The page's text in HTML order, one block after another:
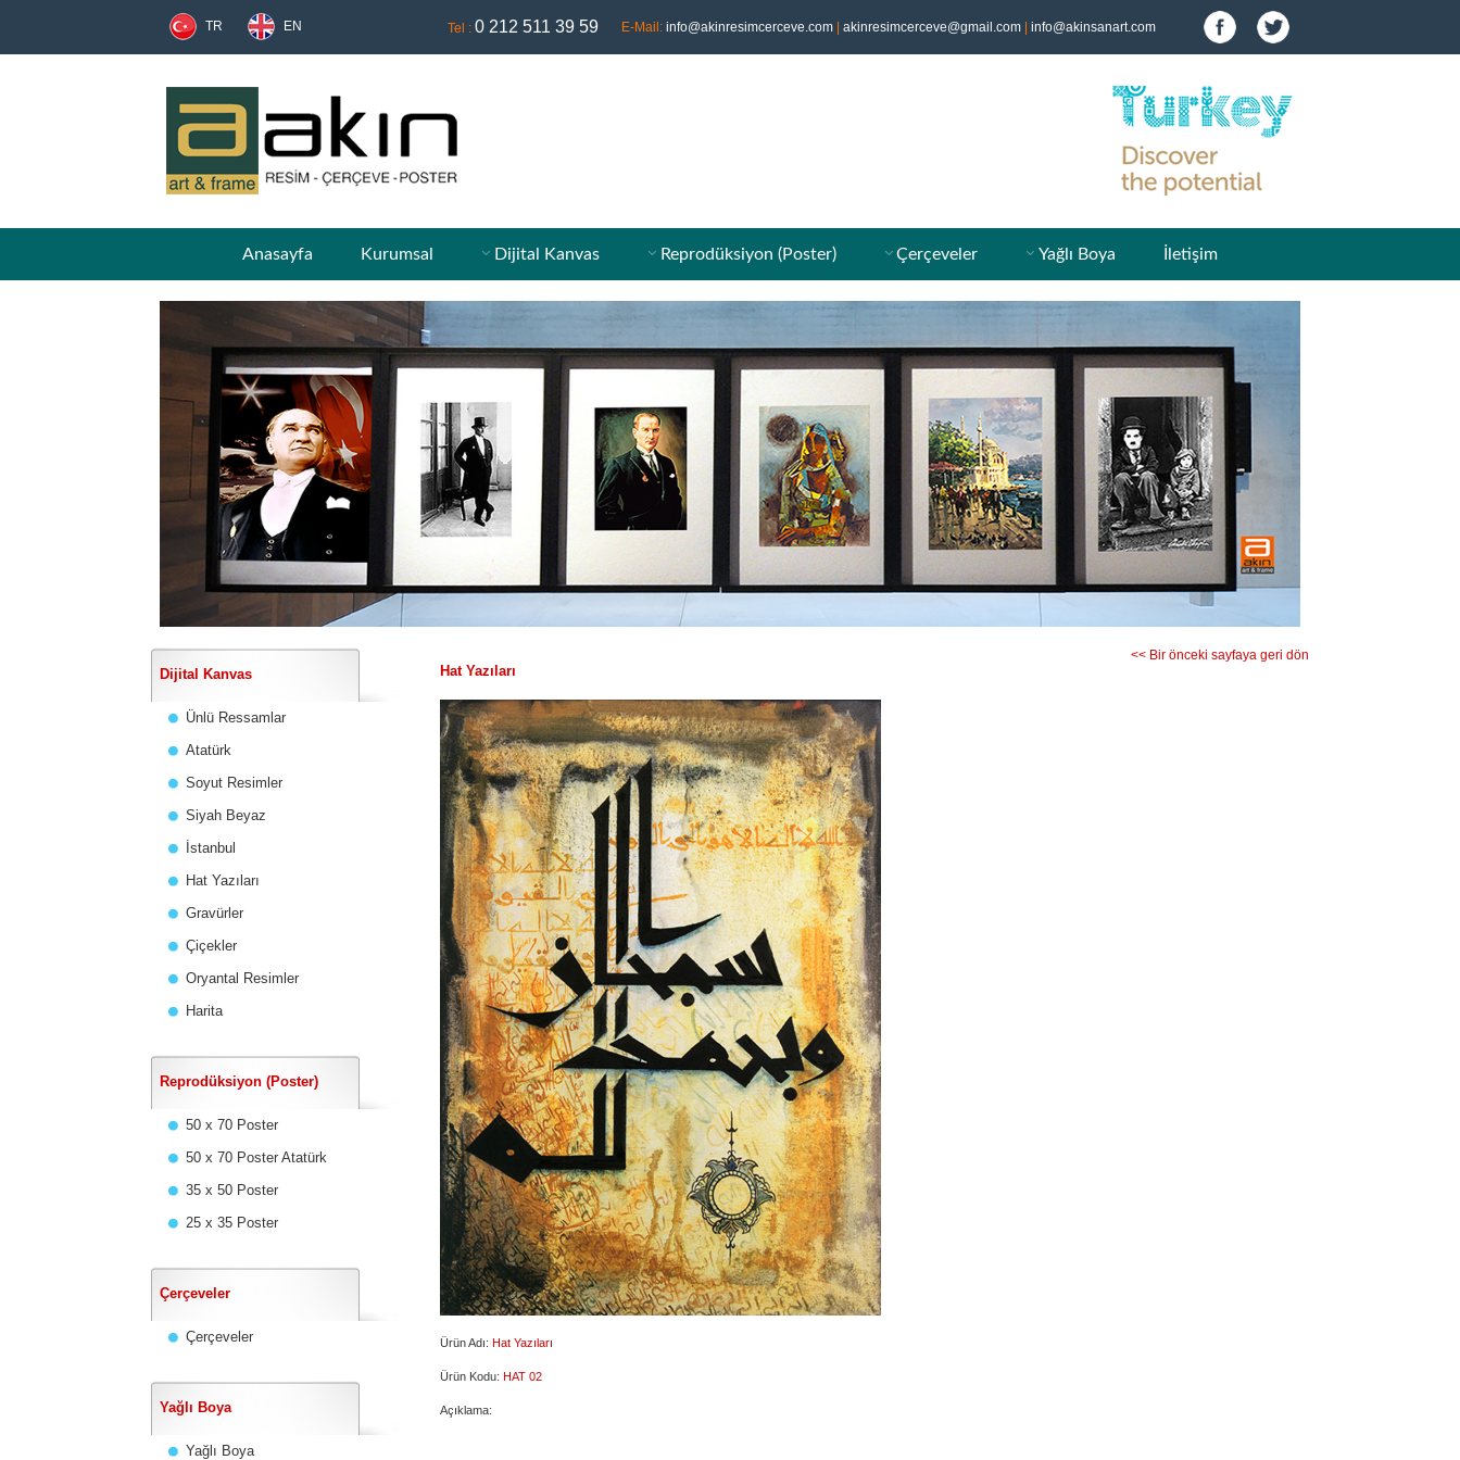
TR EN Tel : 0 212 511 39 59 E-Mail: info@akinresimcerceve.com akinresimcerceve@gmail.com info@akinsanart.com
Anasayfa Kurumsal Dijital Kanvas Reprodüksiyon (Poster) Çerçeveler Yağlı Boya İletişim
Dijital Kanvas
Ünlü Ressamlar
Atatürk
Soyut Resimler
Siyah Beyaz
İstanbul
Hat Yazıları
Gravürler
Çiçekler
Oryantal Resimler
Harita
Reprodüksiyon (Poster)
50 x 70 Poster
50 x 70 Poster Atatürk
35 x 50 Poster
25 x 35 Poster
Çerçeveler
Çerçeveler
Yağlı Boya
Yağlı Boya
<< Bir önceki sayfaya geri dön
Hat Yazıları
Ürün Adı: Hat Yazıları
Ürün Kodu: HAT 02
Açıklama: